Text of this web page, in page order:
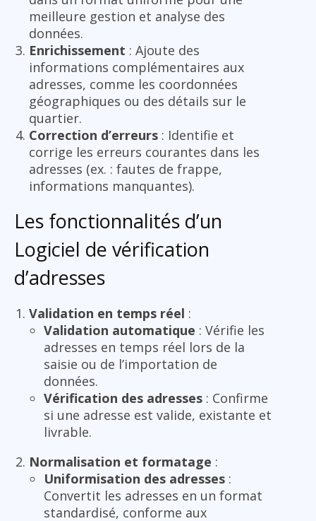
meilleure gestion et analyse des
données.
Enrichissement : Ajoute des
informations complémentaires aux
adresses, comme les coordonnées
géographiques ou des détails sur le
quartier.
Correction d’erreurs : Identifie et
corrige les erreurs courantes dans les
adresses (ex. : fautes de frappe,
informations manquantes).
Les fonctionnalités d’un
Logiciel de vérification
d’adresses
Validation en temps réel :
Validation automatique : Vérifie les
adresses en temps réel lors de la
saisie ou de l’importation de
données.
Vérification des adresses : Confirme
si une adresse est valide, existante et
livrable.
Normalisation et formatage :
Uniformisation des adresses :
Convertit les adresses en un format
standardisé, conforme aux